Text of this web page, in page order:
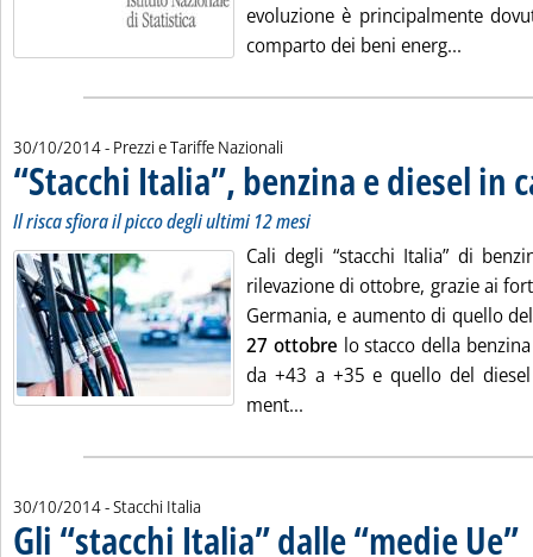
evoluzione è principalmente
comparto dei beni energ...
30/10/2014- Prezzi e Tariffe Nazionali
“Stacchi Italia”, benzina e diesel in
Il risca sfiora il picco degli ultimi 12 mesi
Cali degli “stacchi Italia” di
rilevazione di ottobre, grazie ai
Germania, e aumento di quello
27 ottobre lo stacco della
da +43 a +35 e quello del
ment...
30/10/2014- Stacchi Italia
Gli “stacchi Italia” dalle “medie Ue”..